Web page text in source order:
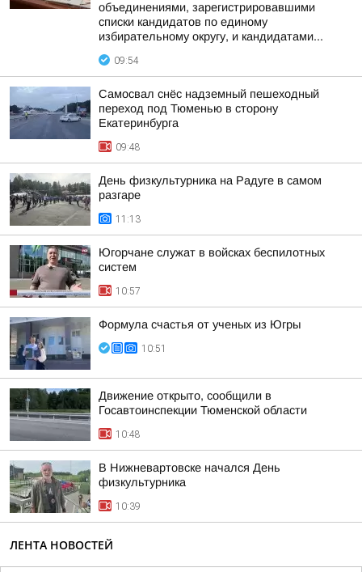
объединениями, зарегистрировавшими
списки кандидатов по единому
избирательному округу, и кандидатами...
09:54
Самосвал снёс надземный пешеходный
переход под Тюменью в сторону
Екатеринбурга
09:48
День физкультурника на Радуге в самом
разгаре
11:13
Югорчане служат в войсках беспилотных
систем
10:57
Формула счастья от ученых из Югры
10:51
Движение открыто, сообщили в
Госавтоинспекции Тюменской области
10:48
В Нижневартовске начался День
физкультурника
10:39
ЛЕНТА НОВОСТЕЙ